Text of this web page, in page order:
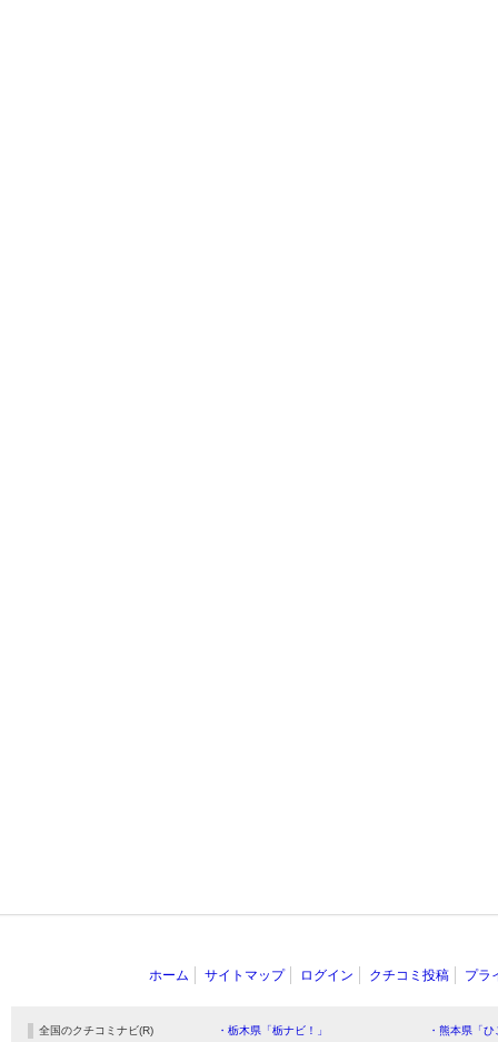
ホーム サイトマップ ログイン クチコミ投稿 プラ
全国のクチコミナビ(R) ・栃木県「栃ナビ！」 ・熊本県「